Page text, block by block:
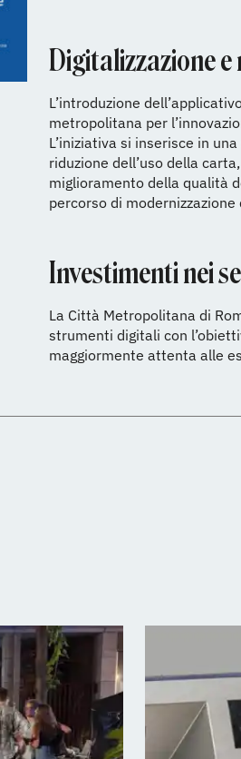
Digitalizzazione e
L’introduzione
metropolitana per
L’iniziativa si inserisce in
riduzione dell’uso della
miglioramento della qualità
percorso di modernizzazione
Investimenti nei
La Città Metropolitana di
strumenti digitali con
maggiormente attenta alle